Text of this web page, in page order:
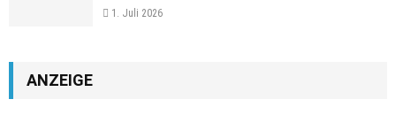
1. Juli 2026
ANZEIGE